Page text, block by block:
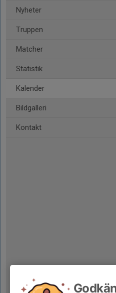
Nyheter
Truppen
Matcher
Statistik
Kalender
Bildgalleri
Kontakt